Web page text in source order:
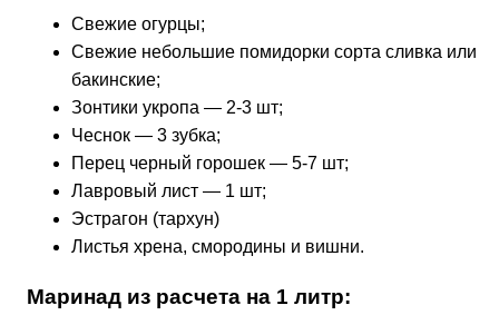
Свежие огурцы;
Свежие небольшие помидорки сорта сливка или
бакинские;
Зонтики укропа — 2-3 шт;
Чеснок — 3 зубка;
Перец черный горошек — 5-7 шт;
Лавровый лист — 1 шт;
Эстрагон (тархун)
Листья хрена, смородины и вишни.
Маринад из расчета на 1 литр: